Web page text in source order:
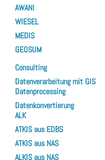
AWANI
WIESEL
MEDIS
GEOSUM
Consulting
Datenverarbeitung mit GIS
Datenprocessing
Datenkonvertierung
ALK
ATKIS aus EDBS
ATKIS aus NAS
ALKIS aus NAS